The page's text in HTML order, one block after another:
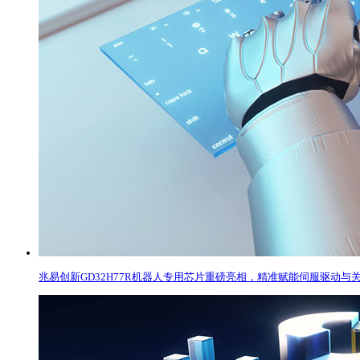
兆易创新GD32H77R机器人专用芯片重磅亮相，精准赋能伺服驱动与